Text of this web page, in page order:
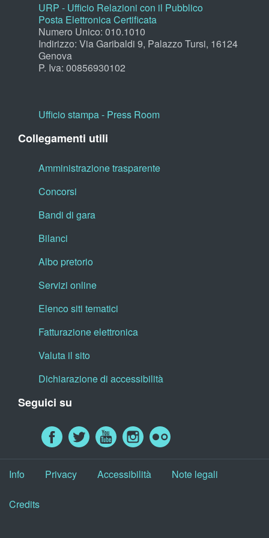
URP - Ufficio Relazioni con il Pubblico
Posta Elettronica Certificata
Numero Unico: 010.1010
Indirizzo: Via Garibaldi 9, Palazzo Tursi, 16124
Genova
P. Iva: 00856930102
Ufficio stampa - Press Room
Collegamenti utili
Amministrazione trasparente
Concorsi
Bandi di gara
Bilanci
Albo pretorio
Servizi online
Elenco siti tematici
Fatturazione elettronica
Valuta il sito
Dichiarazione di accessibilità
Seguici su
Info Privacy Accessibilità Note legali
Credits